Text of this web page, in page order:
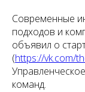
Современные
подходов и
объявил о
(https://vk.com/
команд.